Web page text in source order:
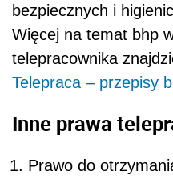
bezpiecznych i
Więcej na temat bhp
telepracownika
Telepraca – przepisy
Inne prawa
Prawo do